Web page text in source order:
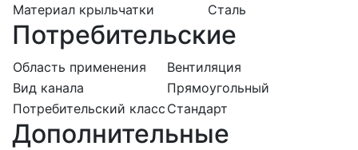
Материал крыльчатки
Сталь
Потребительские
Область применения
Вентиляция
Вид канала
Прямоугольный
Потребительский класс Стандарт
Дополнительные